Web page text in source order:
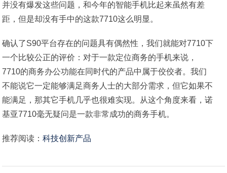
并没有爆发这些问题，和今年的智能手机比起来虽然有差
距，但是却没有手中的这款7710这么明显。
确认了S90平台存在的问题具有偶然性，我们就能对7710下
一个比较公正的评价：对于一款定位商务的手机来说，
7710的商务办公功能在同时代的产品中属于佼佼者。我们
不能说它一定能够满足商务人士的大部分需求，但它如果不
能满足，那其它手机几乎也很难实现。从这个角度来看，诺
基亚7710毫无疑问是一款非常成功的商务手机。
推荐阅读：科技创新产品